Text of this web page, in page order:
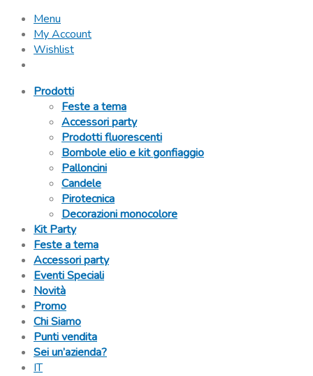
Menu
My Account
Wishlist
Prodotti
Feste a tema
Accessori party
Prodotti fluorescenti
Bombole elio e kit gonfiaggio
Palloncini
Candele
Pirotecnica
Decorazioni monocolore
Kit Party
Feste a tema
Accessori party
Eventi Speciali
Novità
Promo
Chi Siamo
Punti vendita
Sei un’azienda?
IT